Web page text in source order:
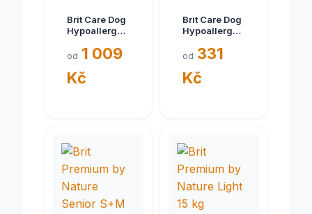
Brit Care Dog
Hypoallergenic
12 kg
od 1 009
Kč
Brit Care Dog
Hypoallergenic
Breed 3 kg
od 331
Kč